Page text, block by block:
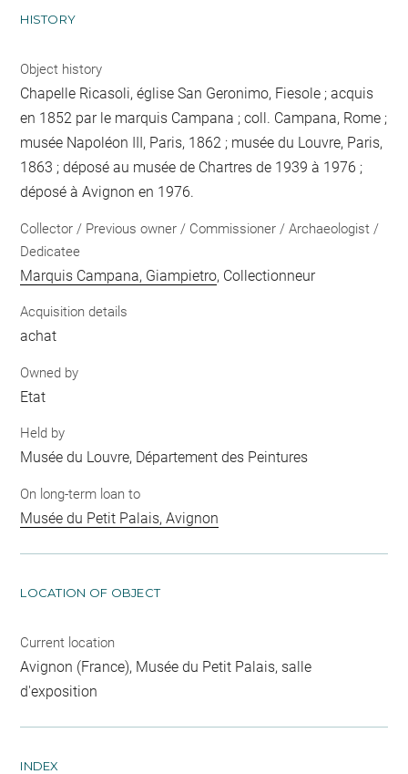
HISTORY
Object history
Chapelle Ricasoli, église San Geronimo, Fiesole ; acquis
en 1852 par le marquis Campana ; coll. Campana, Rome ;
musée Napoléon III, Paris, 1862 ; musée du Louvre, Paris,
1863 ; déposé au musée de Chartres de 1939 à 1976 ;
déposé à Avignon en 1976.
Collector / Previous owner / Commissioner / Archaeologist /
Dedicatee
Marquis Campana, Giampietro, Collectionneur
Acquisition details
achat
Owned by
Etat
Held by
Musée du Louvre, Département des Peintures
On long-term loan to
Musée du Petit Palais, Avignon
LOCATION OF OBJECT
Current location
Avignon (France), Musée du Petit Palais, salle
d'exposition
INDEX